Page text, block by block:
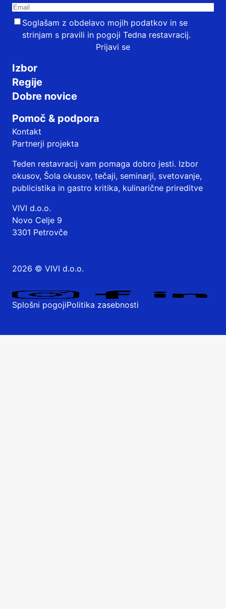
Soglašam z obdelavo mojih podatkov in se
strinjam s pravili in pogoji Tedna restavracij.
Prijavi se
Izbor
Regije
Dobre novice
Pomoč & podpora
Kontakt
Partnerji projekta
Teden restavracij vam pomaga dobro jesti. Izbor
okusov, Šola okusov, tečaji, seminarji, svetovanje,
publicistika in gastro kritika, kulinarične prireditve
VIVI d.o.o.
Novo Celje 9
3301 Petrovče
2026 © VIVI d.o.o.
Splošni pogojiPolitika zasebnosti